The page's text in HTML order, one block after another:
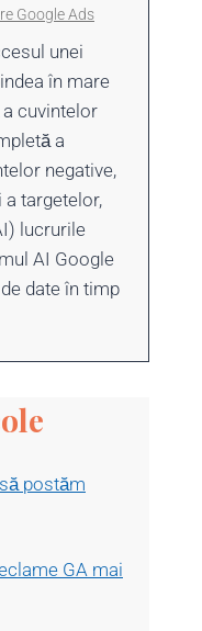
Google Ads
unei
în mare
cuvintelor
a
negative,
targetelor,
lucrurile
AI Google
date în timp
postăm
GA mai